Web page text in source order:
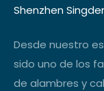
Shenzhen
Desde nuestro
sido uno de los
de alambres y